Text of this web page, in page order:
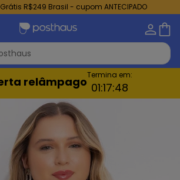
R$249 Brasil - cupom ANTECIPADO
relâmpagoTermina em:
01:17:46